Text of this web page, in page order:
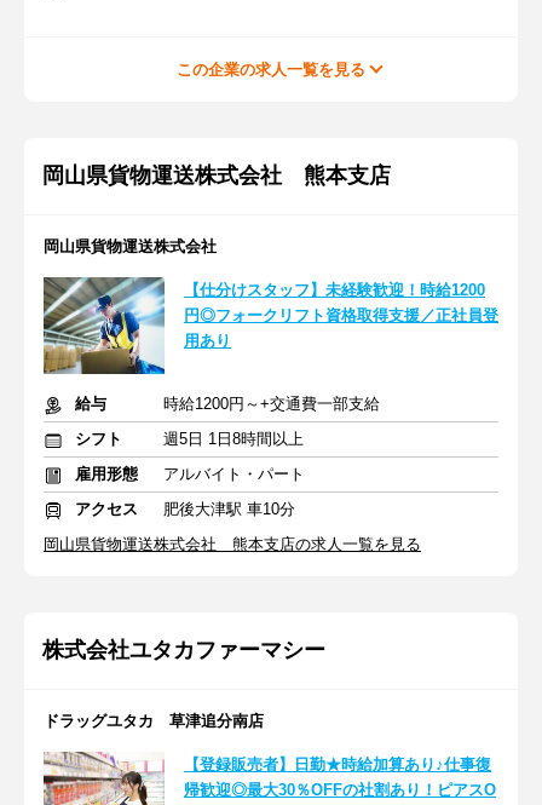
この企業の求人一覧を見る
岡山県貨物運送株式会社 熊本支店
岡山県貨物運送株式会社
【仕分けスタッフ】未経験歓迎！時給1200
円◎フォークリフト資格取得支援／正社員登
用あり
給与
時給1200円～+交通費一部支給
シフト
週5日 1日8時間以上
雇用形態
アルバイト・パート
アクセス
肥後大津駅 車10分
岡山県貨物運送株式会社 熊本支店の求人一覧を見る
株式会社ユタカファーマシー
ドラッグユタカ 草津追分南店
【登録販売者】日勤★時給加算あり♪仕事復
帰歓迎◎最大30％OFFの社割あり！ピアスO